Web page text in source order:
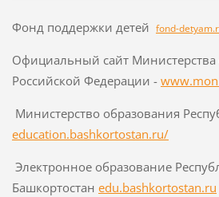
Фонд поддержки детей fond-
Официальный сайт Министерства
Российской Федерации -
Министерство образования
education.bashkortostan.ru/
Электронное образование
Башкортостан edu.bashkortostan.ru